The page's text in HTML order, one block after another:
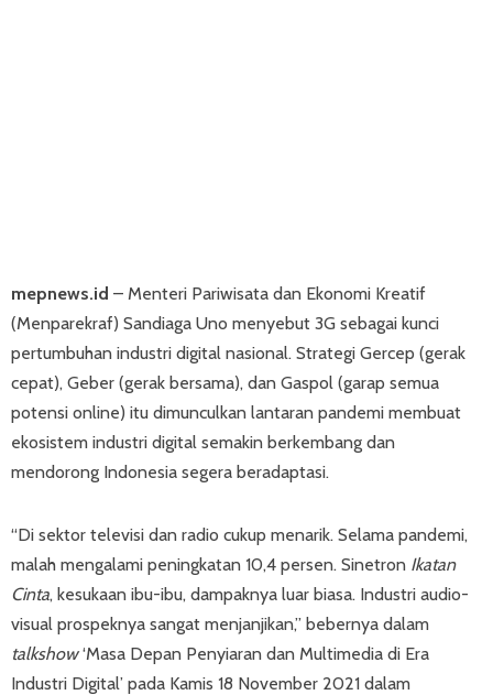
mepnews.id – Menteri Pariwisata dan Ekonomi Kreatif
(Menparekraf) Sandiaga Uno menyebut 3G sebagai kunci
pertumbuhan industri digital nasional. Strategi Gercep (gerak
cepat), Geber (gerak bersama), dan Gaspol (garap semua
potensi online) itu dimunculkan lantaran pandemi membuat
ekosistem industri digital semakin berkembang dan
mendorong Indonesia segera beradaptasi.
“Di sektor televisi dan radio cukup menarik. Selama pandemi,
malah mengalami peningkatan 10,4 persen. Sinetron Ikatan
Cinta, kesukaan ibu-ibu, dampaknya luar biasa. Industri audio-
visual prospeknya sangat menjanjikan,” bebernya dalam
talkshow‘Masa Depan Penyiaran dan Multimedia di Era
Industri Digital’ pada Kamis 18 November 2021 dalam